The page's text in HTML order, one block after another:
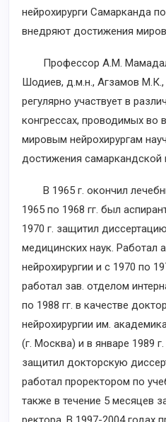
нейрохирурги Самарканда
внедряют достижения
Профессор А.М.
Шодиев, д.м.н., Агзамов
регулярно участвует в
конгрессах, проводимых во
мировым нейрохирургам
достижения самаркандской
В 1965 г. окончил
1965 по 1968 гг. был
1970 г. защитил
медицинских наук. Работал
нейрохирургии и с 1970 по
работал зав. отделом
по 1988 гг. в качестве
нейрохирургии им.
(г. Москва) и в январе 1989
защитил докторскую
работал проректором по
также в течение 5 месяцев